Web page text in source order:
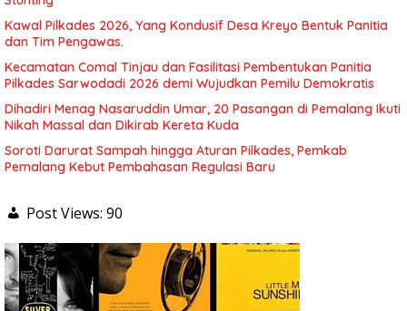
Kawal Pilkades 2026, Yang Kondusif Desa Kreyo Bentuk Panitia
dan Tim Pengawas.
Kecamatan Comal Tinjau dan Fasilitasi Pembentukan Panitia
Pilkades Sarwodadi 2026 demi Wujudkan Pemilu Demokratis
Dihadiri Menag Nasaruddin Umar, 20 Pasangan di Pemalang Ikuti
Nikah Massal dan Dikirab Kereta Kuda
Soroti Darurat Sampah hingga Aturan Pilkades, Pemkab
Pemalang Kebut Pembahasan Regulasi Baru
Post Views: 90